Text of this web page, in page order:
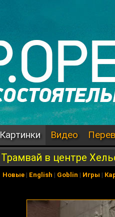
Картинки Видео
Трамвай в центре
Новые| English | Goblin | Игры |